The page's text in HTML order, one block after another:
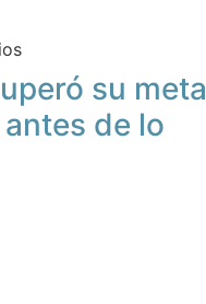
su meta
de lo